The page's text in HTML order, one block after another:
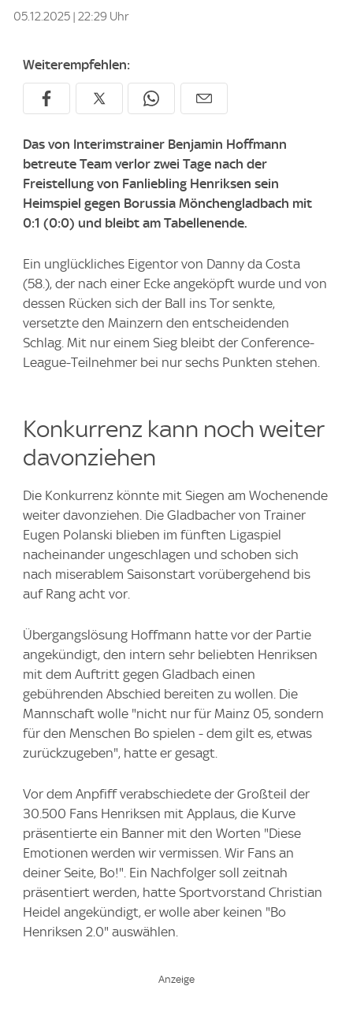
05.12.2025 | 22:29 Uhr
Weiterempfehlen:
Das von Interimstrainer Benjamin Hoffmann
betreute Team verlor zwei Tage nach der
Freistellung von Fanliebling Henriksen sein
Heimspiel gegen Borussia Mönchengladbach mit
0:1 (0:0) und bleibt am Tabellenende.
Ein unglückliches Eigentor von Danny da Costa
(58.), der nach einer Ecke angeköpft wurde und von
dessen Rücken sich der Ball ins Tor senkte,
versetzte den Mainzern den entscheidenden
Schlag. Mit nur einem Sieg bleibt der Conference-
League-Teilnehmer bei nur sechs Punkten stehen.
Konkurrenz kann noch weiter
davonziehen
Die Konkurrenz könnte mit Siegen am Wochenende
weiter davonziehen. Die Gladbacher von Trainer
Eugen Polanski blieben im fünften Ligaspiel
nacheinander ungeschlagen und schoben sich
nach miserablem Saisonstart vorübergehend bis
auf Rang acht vor.
Übergangslösung Hoffmann hatte vor der Partie
angekündigt, den intern sehr beliebten Henriksen
mit dem Auftritt gegen Gladbach einen
gebührenden Abschied bereiten zu wollen. Die
Mannschaft wolle "nicht nur für Mainz 05, sondern
für den Menschen Bo spielen - dem gilt es, etwas
zurückzugeben", hatte er gesagt.
Vor dem Anpfiff verabschiedete der Großteil der
30.500 Fans Henriksen mit Applaus, die Kurve
präsentierte ein Banner mit den Worten "Diese
Emotionen werden wir vermissen. Wir Fans an
deiner Seite, Bo!". Ein Nachfolger soll zeitnah
präsentiert werden, hatte Sportvorstand Christian
Heidel angekündigt, er wolle aber keinen "Bo
Henriksen 2.0" auswählen.